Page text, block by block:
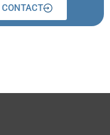
CONTACT